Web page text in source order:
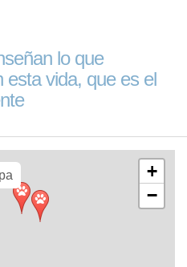
lo que
esta vida, que es el
+
−
Leaflet| Map
data ©
OpenStreetMap